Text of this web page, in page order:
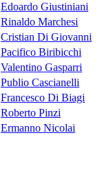
Edoardo Giustiniani
Rinaldo Marchesi
Cristian Di Giovanni
Pacifico Biribicchi
Valentino Gasparri
Publio Cascianelli
Francesco Di Biagi
Roberto Pinzi
Ermanno Nicolai